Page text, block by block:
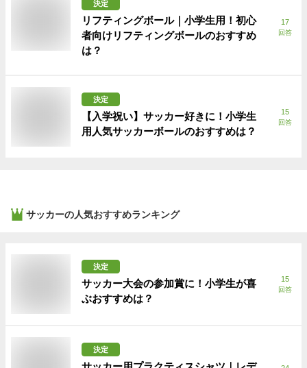
決定
リフティングボール｜小学生用！初心
者向けリフティングボールのおすすめ
は？
17
回答
決定
【入学祝い】サッカー好きに！小学生
用人気サッカーボールのおすすめは？
15
回答
サッカーの人気おすすめランキング
決定
サッカー大会の参加賞に！小学生が喜
ぶおすすめは？
15
回答
決定